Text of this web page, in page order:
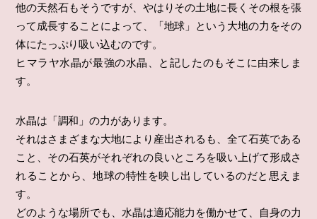
他の天然石もそうですが、やはりその土地に長くその根を張
って成長することによって、「地球」という大地の力をその
体にたっぷり吸い込むのです。
ヒマラヤ水晶が最強の水晶、と記したのもそこに由来しま
す。
水晶は「調和」の力があります。
それはさまざまな大地により産出されるも、全て石英である
こと、その石英がそれぞれの良いところを吸い上げて形成さ
れることから、地球の特性を映し出しているのだと思えま
す。
どのような場所でも、水晶は適応能力を働かせて、自身の力